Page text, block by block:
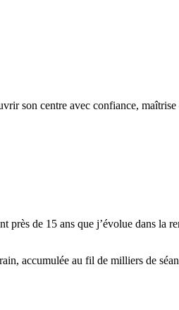
son centre avec confiance,
de 15 ans que j’évolue dans la
accumulée au fil de milliers de